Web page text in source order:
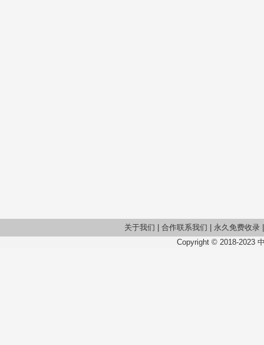
关于我们 合作联系我们 永久免费收录
Copyright © 2018-2023